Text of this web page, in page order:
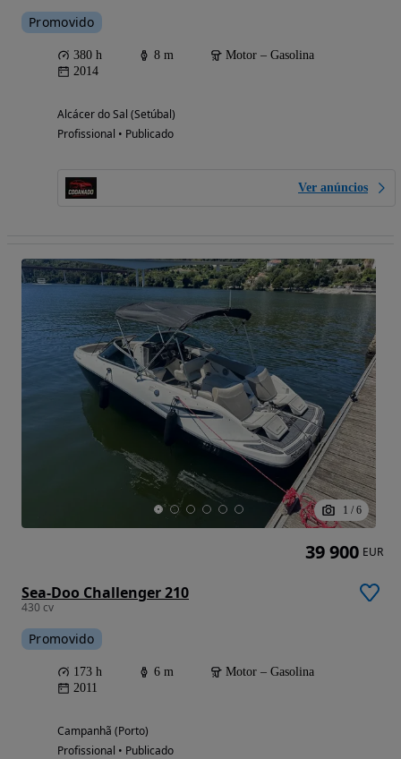
Promovido
380 h 8 m
Motor – Gasolina
2014
Alcácer do Sal (Setúbal)
Profissional • Publicado
Ver anúncios
1 / 6
Sea-Doo Challenger 210
430 cv
Promovido
173 h 6 m
Motor – Gasolina
2011
Campanhã (Porto)
Profissional • Publicado
39 900 EUR